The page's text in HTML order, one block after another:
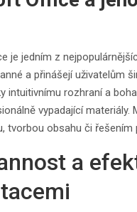
je jedním z
a přinášejí uživatelům
intuitivnímu rozhraní a
vypadající
tvorbou obsahu či
a